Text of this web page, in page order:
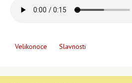
Velikonoce Slavnosti